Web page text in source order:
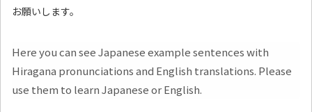
お願いします。
Here you can see Japanese example sentences with
Hiragana pronunciations and English translations. Please
use them to learn Japanese or English.